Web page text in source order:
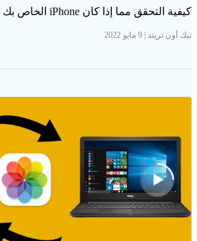
كيفية التحقق مما إذا كان iPhone الخاص بك أصليًا
تيك أون تريند | 9 مايو 2022